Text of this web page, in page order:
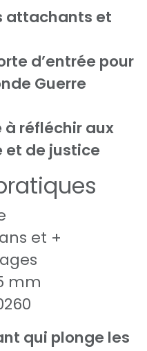
attachants et
d’entrée pour
Guerre
à réfléchir aux
et de justice
et +
mm
qui plonge les